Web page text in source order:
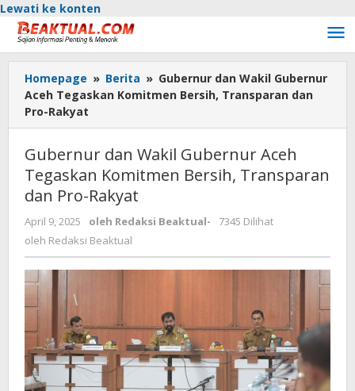
Lewati ke konten
Homepage » Berita » Gubernur dan Wakil Gubernur
Aceh Tegaskan Komitmen Bersih, Transparan dan
Pro-Rakyat
Gubernur dan Wakil Gubernur Aceh
Tegaskan Komitmen Bersih, Transparan
dan Pro-Rakyat
April 9, 2025 oleh Redaksi Beaktual-
7345 Dilihat
oleh Redaksi Beaktual